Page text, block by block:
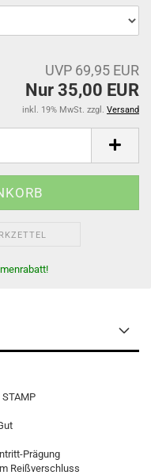
UVP 69,95 EUR
Nur 35,00 EUR
inkl. 19% MwSt. zzgl. Versand
Prägung
Reißverschluss